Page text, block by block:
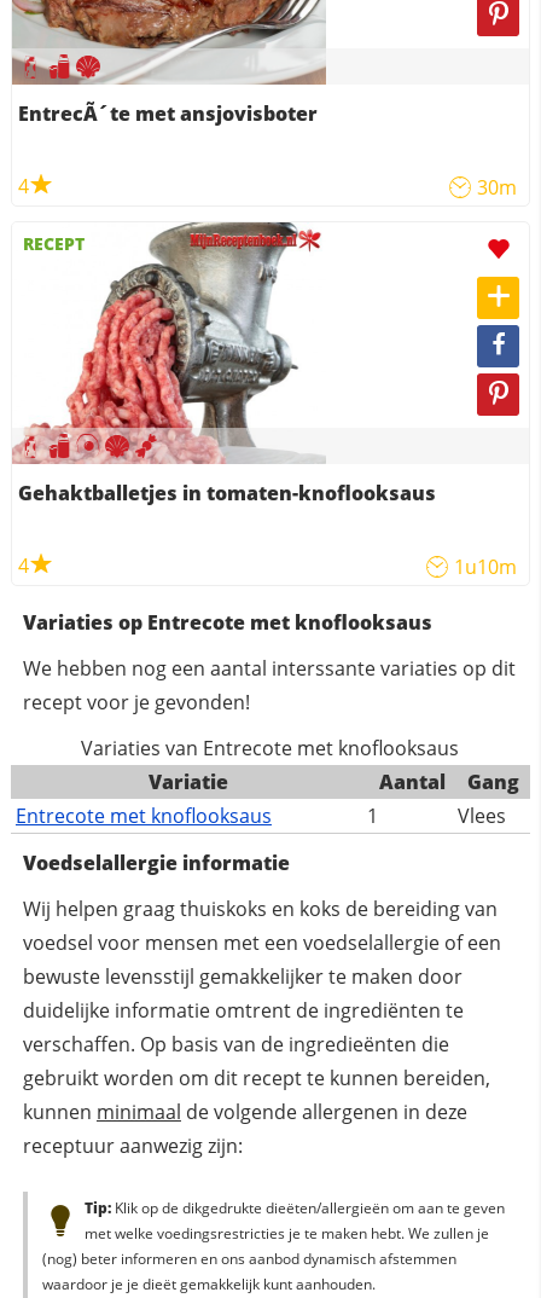
EntrecÃ´te met ansjovisboter
4 30m
RECEPT
Gehaktballetjes in tomaten-knoflooksaus
4 1u10m
Variaties op Entrecote met knoflooksaus
We hebben nog een aantal interssante variaties op dit
recept voor je gevonden!
Variaties van Entrecote met knoflooksaus
Variatie
Aantal
Gang
Entrecote met knoflooksaus
1
Vlees
Voedselallergie informatie
Wij helpen graag thuiskoks en koks de bereiding van
voedsel voor mensen met een voedselallergie of een
bewuste levensstijl gemakkelijker te maken door
duidelijke informatie omtrent de ingrediënten te
verschaffen. Op basis van de ingredieënten die
gebruikt worden om dit recept te kunnen bereiden,
kunnen minimaal de volgende allergenen in deze
receptuur aanwezig zijn:
Tip:Klik op de dikgedrukte dieëten/allergieën om aan te geven
met welke voedingsrestricties je te maken hebt. We zullen je
(nog) beter informeren en ons aanbod dynamisch afstemmen
waardoor je je dieët gemakkelijk kunt aanhouden.